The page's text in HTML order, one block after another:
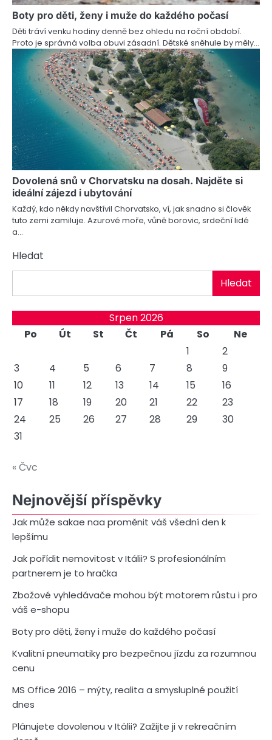
e
k
Boty pro děti, ženy i muže do každého počasí
Děti tráví venku hodiny denně bez ohledu na roční období.
Proto je správná volba obuvi zásadní. Dětské sněhule by měly…
Dovolená snů v Chorvatsku na dosah. Najděte si
ideální zájezd i ubytování
Každý, kdo někdy navštívil Chorvatsko, ví, jak snadno si člověk
tuto zemi zamiluje. Azurové moře, vůně borovic, srdeční lidé
a…
Hledat
Hledat
Srpen 2026
Po
Út St Čt Pá So
Ne
1
2
3
4 5 6 7 8
9
10
11 12 13 14 15
16
17
18 19 20 21 22
23
24
25 26 27 28 29
30
31
« Čvc
Nejnovější příspěvky
Jak může sakae naa proměnit váš všední den k
lepšímu
Jak pořídit nemovitost v Itálii? S profesionálním
partnerem je to hračka
Zbožové vyhledávače mohou být motorem růstu i pro
váš e-shopu
Boty pro děti, ženy i muže do každého počasí
Kvalitní pneumatiky pro bezpečnou jízdu za rozumnou
cenu
MS Office 2016 – mýty, realita a smysluplné použití
dnes
Plánujete dovolenou v Itálii? Zažijte ji v rekreačním